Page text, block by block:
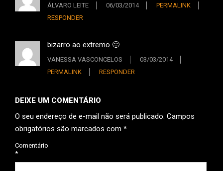
ÁLVARO LEITE 06/03/2014
PERMALINK
RESPONDER
bizarro ao extremo 🙂
VANESSA VASCONCELOS
03/03/2014
PERMALINK
RESPONDER
DEIXE UM COMENTÁRIO
O seu endereço de e-mail não será publicado. Campos
obrigatórios são marcados com *
Comentário
*